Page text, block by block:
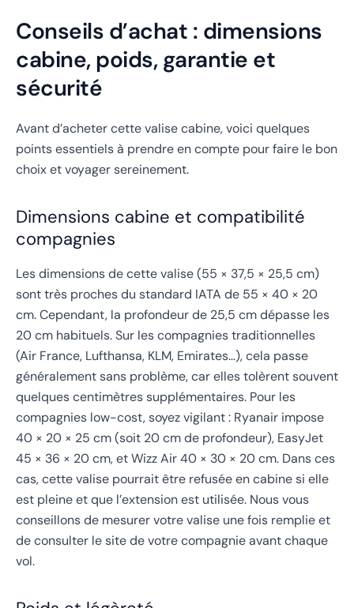
Conseils d’achat : dimensions
cabine, poids, garantie et
sécurité
Avant d’acheter cette valise cabine, voici quelques
points essentiels à prendre en compte pour faire le bon
choix et voyager sereinement.
Dimensions cabine et compatibilité
compagnies
Les dimensions de cette valise (55 × 37,5 × 25,5 cm)
sont très proches du standard IATA de 55 × 40 × 20
cm. Cependant, la profondeur de 25,5 cm dépasse les
20 cm habituels. Sur les compagnies traditionnelles
(Air France, Lufthansa, KLM, Emirates…), cela passe
généralement sans problème, car elles tolèrent souvent
quelques centimètres supplémentaires. Pour les
compagnies low-cost, soyez vigilant : Ryanair impose
40 × 20 × 25 cm (soit 20 cm de profondeur), EasyJet
45 × 36 × 20 cm, et Wizz Air 40 × 30 × 20 cm. Dans ces
cas, cette valise pourrait être refusée en cabine si elle
est pleine et que l’extension est utilisée. Nous vous
conseillons de mesurer votre valise une fois remplie et
de consulter le site de votre compagnie avant chaque
vol.